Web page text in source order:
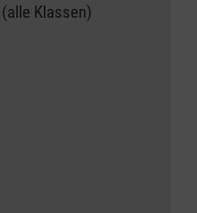
Klassen)